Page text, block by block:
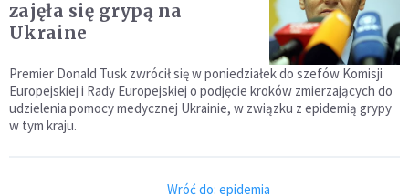
zajęła się grypą na
Ukraine
Premier Donald Tusk zwrócił się w poniedziałek do szefów Komisji
Europejskiej i Rady Europejskiej o podjęcie kroków zmierzających do
udzielenia pomocy medycznej Ukrainie, w związku z epidemią grypy
w tym kraju.
Wróć do: epidemia